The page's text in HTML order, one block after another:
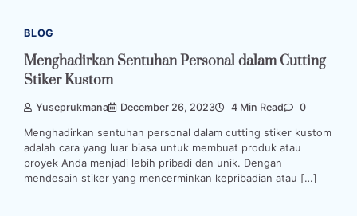
BLOG
Menghadirkan Sentuhan Personal dalam Cutting
Stiker Kustom
Yuseprukmana December 26, 2023 4 Min Read 0
Menghadirkan sentuhan personal dalam cutting stiker kustom
adalah cara yang luar biasa untuk membuat produk atau
proyek Anda menjadi lebih pribadi dan unik. Dengan
mendesain stiker yang mencerminkan kepribadian atau […]